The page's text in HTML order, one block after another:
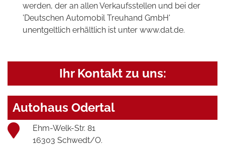
werden, der an allen Verkaufsstellen und bei der
'Deutschen Automobil Treuhand GmbH'
unentgeltlich erhältlich ist unter www.dat.de.
Ihr Kontakt zu uns:
Autohaus Odertal
Ehm-Welk-Str. 81
16303 Schwedt/O.